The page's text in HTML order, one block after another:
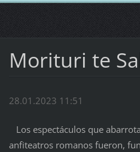
Morituri te
28.01.2023 11:51
Los espectáculos que
anfiteatros romanos fueron,